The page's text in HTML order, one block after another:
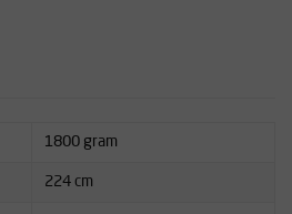
1800 gram
224 cm